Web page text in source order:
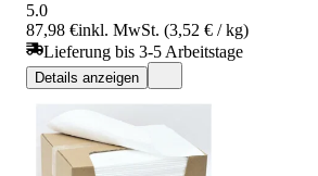
5.0
87,98 €inkl. MwSt. (3,52 € / kg)
Lieferung bis 3-5 Arbeitstage
Details anzeigen